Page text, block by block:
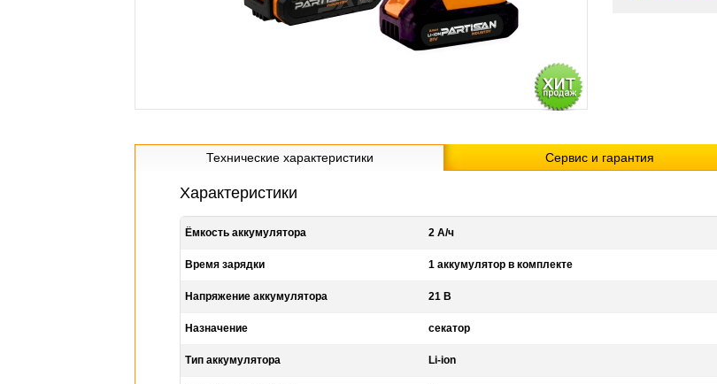
Технические характеристики Сервис и гарантия
Характеристики
Ёмкость аккумулятора 2 А/ч
Время зарядки 1 аккумулятор в комплекте
Напряжение аккумулятора 21 В
Назначение секатор
Тип аккумулятора Li-ion